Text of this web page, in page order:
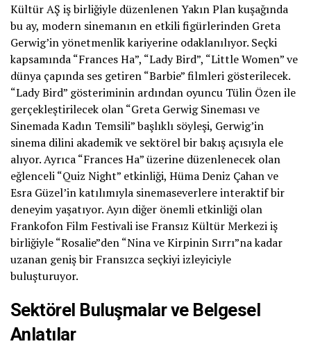
Kültür AŞ iş birliğiyle düzenlenen Yakın Plan kuşağında
bu ay, modern sinemanın en etkili figürlerinden Greta
Gerwig’in yönetmenlik kariyerine odaklanılıyor. Seçki
kapsamında “Frances Ha”, “Lady Bird”, “Little Women” ve
dünya çapında ses getiren “Barbie” filmleri gösterilecek.
“Lady Bird” gösteriminin ardından oyuncu Tülin Özen ile
gerçekleştirilecek olan “Greta Gerwig Sineması ve
Sinemada Kadın Temsili” başlıklı söyleşi, Gerwig’in
sinema dilini akademik ve sektörel bir bakış açısıyla ele
alıyor. Ayrıca “Frances Ha” üzerine düzenlenecek olan
eğlenceli “Quiz Night” etkinliği, Hüma Deniz Çahan ve
Esra Güzel’in katılımıyla sinemaseverlere interaktif bir
deneyim yaşatıyor. Ayın diğer önemli etkinliği olan
Frankofon Film Festivali ise Fransız Kültür Merkezi iş
birliğiyle “Rosalie”den “Nina ve Kirpinin Sırrı”na kadar
uzanan geniş bir Fransızca seçkiyi izleyiciyle
buluşturuyor.
Sektörel Buluşmalar ve Belgesel
Anlatılar